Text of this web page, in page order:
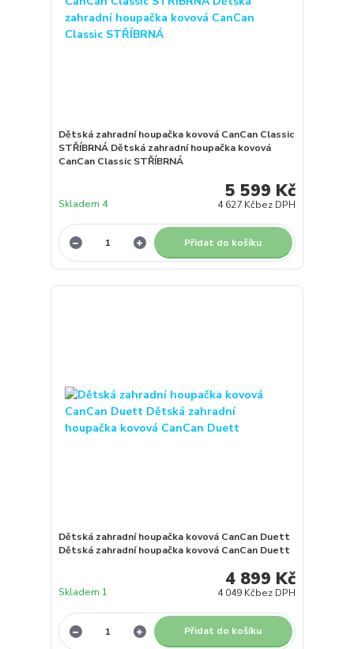
Dětská zahradní houpačka kovová CanCan Classic
STŘÍBRNÁ Dětská zahradní houpačka kovová
CanCan Classic STŘÍBRNÁ
5 599 Kč
4 627 Kčbez DPH
Skladem 4
Přidat do košíku
Dětská zahradní houpačka kovová CanCan Duett
Dětská zahradní houpačka kovová CanCan Duett
4 899 Kč
4 049 Kčbez DPH
Skladem 1
Přidat do košíku